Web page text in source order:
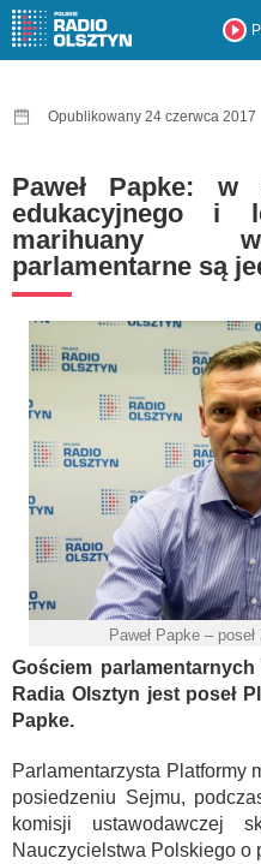
Opublikowany 24 czerwca 2017
Paweł Papke: w
edukacyjnego i
marihuany
parlamentarne są
Paweł Papke –
Gościem
Radia Olsztyn jest poseł
Papke.
Parlamentarzysta Platformy
posiedzeniu Sejmu,
komisji ustawodawczej
Nauczycielstwa Polskiego o